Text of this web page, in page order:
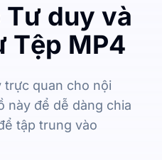
Tư duy và
Tệp MP4
trực quan cho nội
này để dễ dàng chia
tập trung vào